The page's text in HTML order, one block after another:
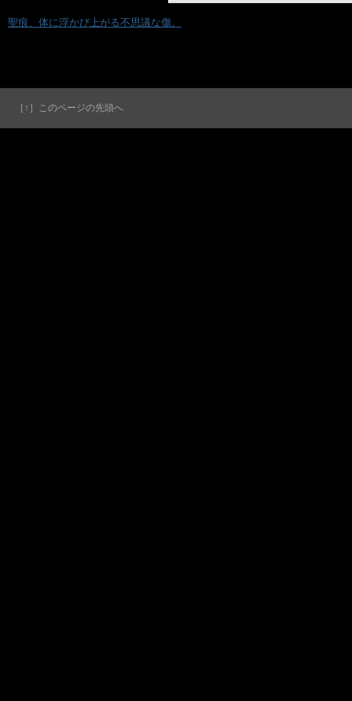
聖痕、体に浮かび上がる不思議な傷。
［↑］このページの先頭へ